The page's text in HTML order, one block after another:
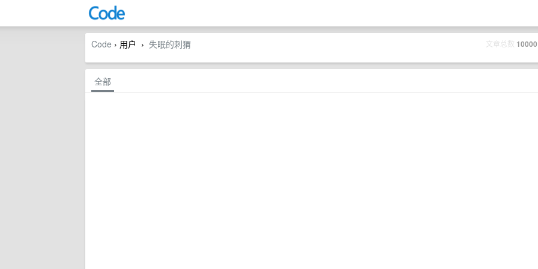
文章总数 10000
Code › 用户 › 失眠的刺猬
全部